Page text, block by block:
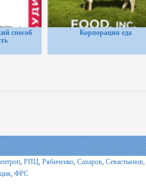
способ
Корпорация еда
, РПЦ, Рябиченко, Сахаров, Севастьянов,
, ФРС